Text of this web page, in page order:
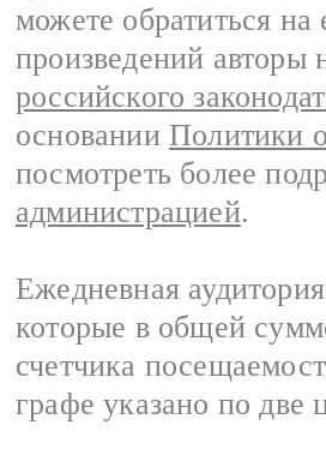
можете обратиться на
произведений авторы
российского
основании Политики
посмотреть более
администрацией.
Ежедневная
которые в общей
счетчика
графе указано по две